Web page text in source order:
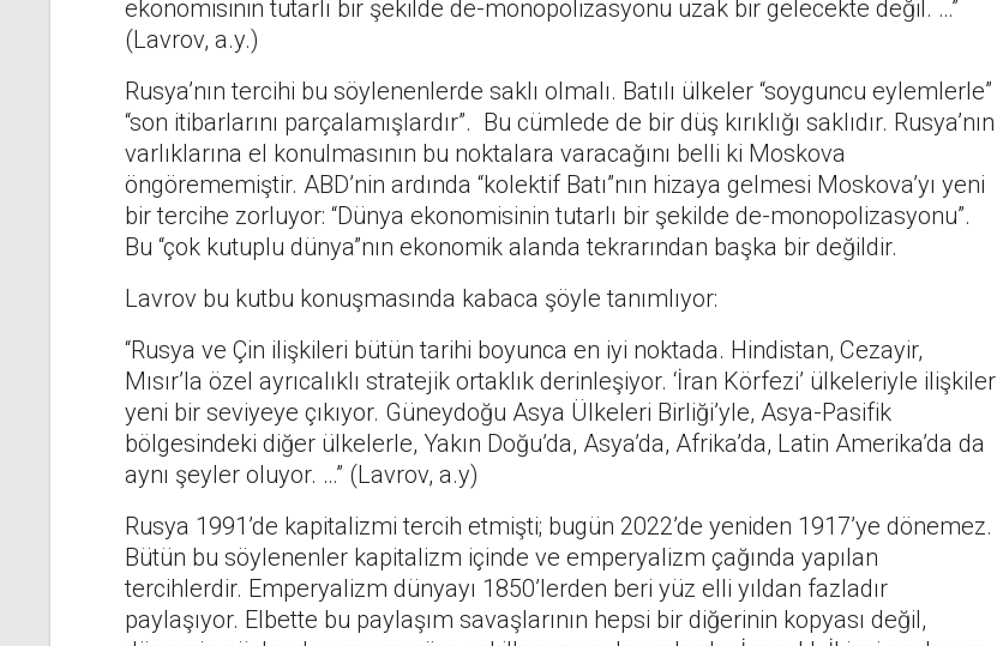
ekonomisinin tutarlı bir şekilde de-monopolizasyonu uzak bir gelecekte değil. …”
(Lavrov, a.y.)
Rusya’nın tercihi bu söylenenlerde saklı olmalı. Batılı ülkeler “soyguncu eylemlerle”
“son itibarlarını parçalamışlardır”. Bu cümlede de bir düş kırıklığı saklıdır. Rusya’nın
varlıklarına el konulmasının bu noktalara varacağını belli ki Moskova
öngörememiştir. ABD’nin ardında “kolektif Batı”nın hizaya gelmesi Moskova’yı yeni
bir tercihe zorluyor: “Dünya ekonomisinin tutarlı bir şekilde de-monopolizasyonu”.
Bu “çok kutuplu dünya”nın ekonomik alanda tekrarından başka bir değildir.
Lavrov bu kutbu konuşmasında kabaca şöyle tanımlıyor:
“Rusya ve Çin ilişkileri bütün tarihi boyunca en iyi noktada. Hindistan, Cezayir,
Mısır’la özel ayrıcalıklı stratejik ortaklık derinleşiyor. ‘İran Körfezi’ ülkeleriyle ilişkiler
yeni bir seviyeye çıkıyor. Güneydoğu Asya Ülkeleri Birliği’yle, Asya-Pasifik
bölgesindeki diğer ülkelerle, Yakın Doğu’da, Asya’da, Afrika’da, Latin Amerika’da da
aynı şeyler oluyor. …” (Lavrov, a.y)
Rusya 1991’de kapitalizmi tercih etmişti; bugün 2022’de yeniden 1917’ye dönemez.
Bütün bu söylenenler kapitalizm içinde ve emperyalizm çağında yapılan
tercihlerdir. Emperyalizm dünyayı 1850’lerden beri yüz elli yıldan fazladır
paylaşıyor. Elbette bu paylaşım savaşlarının hepsi bir diğerinin kopyası değil,